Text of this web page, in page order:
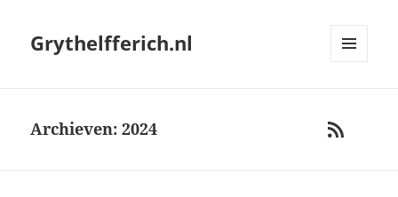
Grythelfferich.nl
RSS
Archieven: 2024